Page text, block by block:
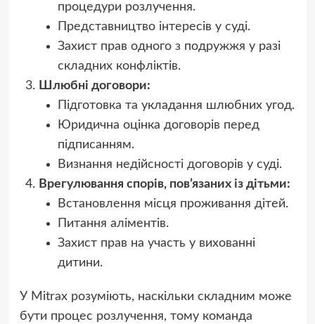
процедури розлучення.
Представництво інтересів у суді.
Захист прав одного з подружжя у разі
складних конфліктів.
Шлюбні договори:
Підготовка та укладання шлюбних угод.
Юридична оцінка договорів перед
підписанням.
Визнання недійсності договорів у суді.
Врегулювання спорів, пов’язаних із дітьми:
Встановлення місця проживання дітей.
Питання аліментів.
Захист прав на участь у вихованні
дитини.
У Mitrax розуміють, наскільки складним може
бути процес розлучення, тому команда